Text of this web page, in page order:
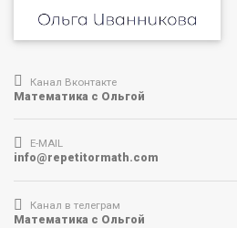
Канал Вконтакте
Математика с Ольгой
E-MAIL
info@repetitormath.com
Канал в телеграм
Математика с Ольгой